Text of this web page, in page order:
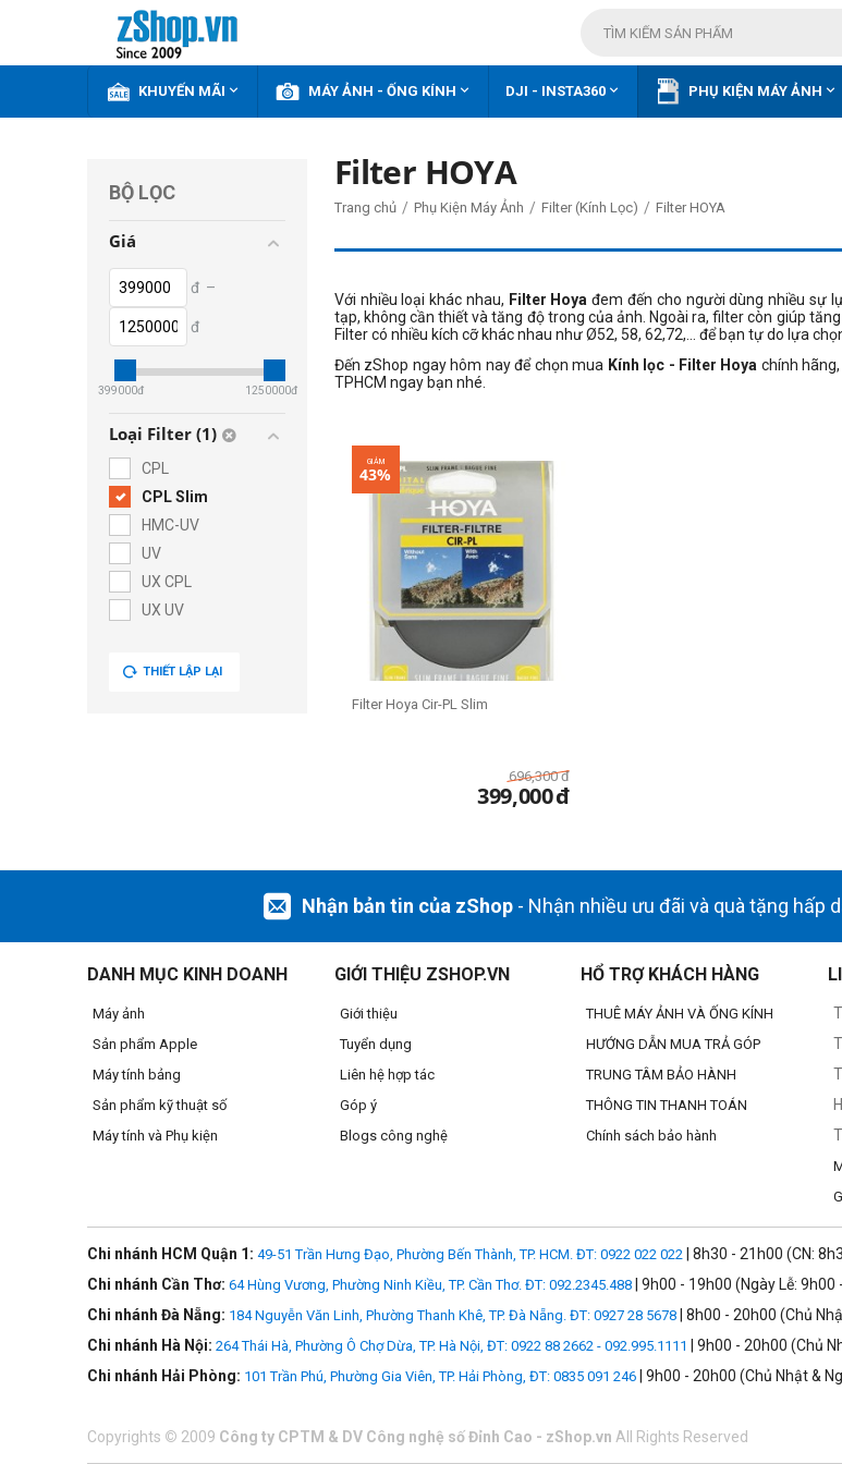
KHUYẾN MÃI  MÁY ẢNH - ỐNG KÍNH  DJI - INSTA360  PHỤ KIỆN MÁY ẢNH 
BỘ LỌC
Giá
đ –
đ
399000đ 1250000đ
Loại Filter (1)
CPL
CPL Slim
HMC-UV
UV
UX CPL
UX UV
THIẾT LẬP LẠI
Filter HOYA
Trang chủ / Phụ Kiện Máy Ảnh / Filter (Kính Lọc) / Filter HOYA
Với nhiều loại khác nhau, Filter Hoya đem đến cho người dùng nhiều sự
tạp, không cần thiết và tăng độ trong của ảnh. Ngoài ra, filter còn giúp
Filter có nhiều kích cỡ khác nhau như Ø52, 58, 62,72,... để bạn tự do lựa
Đến zShop ngay hôm nay để chọn mua Kính lọc - Filter Hoya chính
TPHCM ngay bạn nhé.
GIẢM
43%
Filter Hoya Cir-PL Slim
696,300 đ
399,000đ
Nhận bản tin của zShop - Nhận nhiều ưu đãi và quà tặng hấp
DANH MỤC KINH DOANH
Máy ảnh
Sản phẩm Apple
Máy tính bảng
Sản phẩm kỹ thuật số
Máy tính và Phụ kiện
GIỚI THIỆU ZSHOP.VN
Giới thiệu
Tuyển dụng
Liên hệ hợp tác
Góp ý
Blogs công nghệ
HỔ TRỢ KHÁCH HÀNG
THUÊ MÁY ẢNH VÀ ỐNG KÍNH
HƯỚNG DẪN MUA TRẢ GÓP
TRUNG TÂM BẢO HÀNH
THÔNG TIN THANH TOÁN
Chính sách bảo hành
Chi nhánh HCM Quận 1: 49-51 Trần Hưng Đạo, Phường Bến Thành, TP. HCM. ĐT: 0922 022 022 | 8h30 - 21h00 (CN:
Chi nhánh Cần Thơ: 64 Hùng Vương, Phường Ninh Kiều, TP. Cần Thơ. ĐT: 092.2345.488 | 9h00 - 19h00 (Ngày Lễ: 9h00
Chi nhánh Đà Nẵng: 184 Nguyễn Văn Linh, Phường Thanh Khê, TP. Đà Nẵng. ĐT: 0927 28 5678 | 8h00 - 20h00 (Chủ
Chi nhánh Hà Nội: 264 Thái Hà, Phường Ô Chợ Dừa, TP. Hà Nội, ĐT: 0922 88 2662 - 092.995.1111
| 9h00 - 20h00 (Chủ
Chi nhánh Hải Phòng: 101 Trần Phú, Phường Gia Viên, TP. Hải Phòng, ĐT: 0835 091 246 | 9h00 - 20h00 (Chủ Nhật &
Copyrights © 2009 Công ty CPTM & DV Công nghệ số Đỉnh Cao - zShop.vn All Rights Reserved